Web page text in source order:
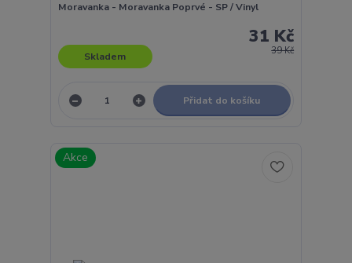
Moravanka - Moravanka Poprvé - SP / Vinyl
39 Kč
31 Kč
Skladem
Přidat do košíku
Akce